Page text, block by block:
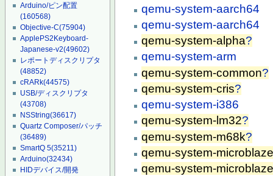
Arduino/ピン配置
(160568)
Objective-C(75904)
ApplePS2Keyboard-
Japanese-v2(49602)
レポートディスクリプタ
(48852)
cRARk(44575)
USB/ディスクリプタ
(43708)
NSString(36617)
Quartz Composer/パッチ
(36489)
SmartQ 5(35211)
Arduino(32434)
HIDデバイス/開発
qemu-system-aarch64
qemu-system-aarch64
qemu-system-alpha?
qemu-system-arm
qemu-system-common?
qemu-system-cris?
qemu-system-i386
qemu-system-lm32?
qemu-system-m68k?
qemu-system-
qemu-system-